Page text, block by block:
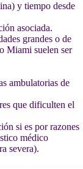
y tiempo desde
asociada.
grandes o de
Miami suelen ser
ambulatorias de
que dificulten el
si es por razones
médico
severa).